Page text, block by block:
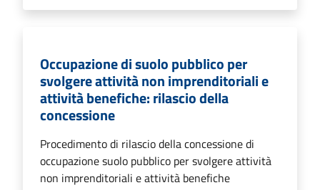
Occupazione di suolo pubblico per
svolgere attività non imprenditoriali e
attività benefiche: rilascio della
concessione
Procedimento di rilascio della concessione di
occupazione suolo pubblico per svolgere attività
non imprenditoriali e attività benefiche